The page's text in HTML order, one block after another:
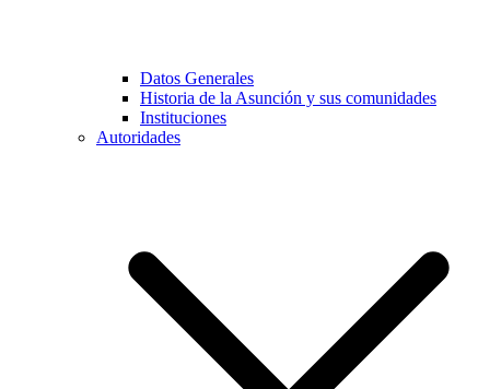
Datos Generales
Historia de la Asunción y sus comunidades
Instituciones
Autoridades